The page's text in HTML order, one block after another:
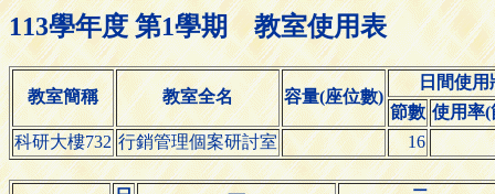
113學年度 第1學期 教室使用表
教室簡稱 教室全名 容量(座位數)
日間使用
節數 使用率(
科研大樓732 行銷管理個案研討室 16